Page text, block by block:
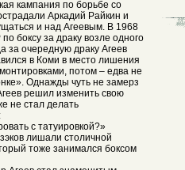
кампания по борьбе со
Аркадий Райкин и
и над Агеевым. В 1968
боксу за драку возле одного
за очередную драку Агеев
в Коми в место лишения
потом – едва не
Однажды чуть не замерз
решил изменить свою
не стал делать
с татуировкой?»
лишали столичной
тоже занимался боксом